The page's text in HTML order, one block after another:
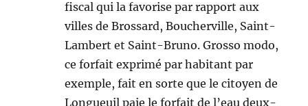
fiscal qui la favorise par rapport aux
villes de Brossard, Boucherville, Saint-
Lambert et Saint-Bruno. Grosso modo,
ce forfait exprimé par habitant par
exemple, fait en sorte que le citoyen de
Longueuil paie le forfait de l’eau deux-